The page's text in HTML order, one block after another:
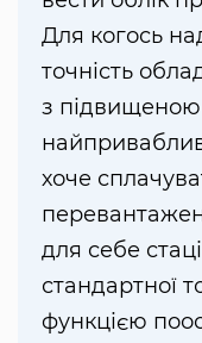
Для когось
точність
з підвищеною
хоче
для себе
стандартної
функцією